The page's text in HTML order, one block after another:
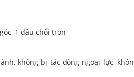
1 đầu chổi tròn
không bị tác động ngoại lực,